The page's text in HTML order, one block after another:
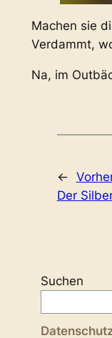
Machen sie
Verdammt,
Na, im
←
Der
Suchen